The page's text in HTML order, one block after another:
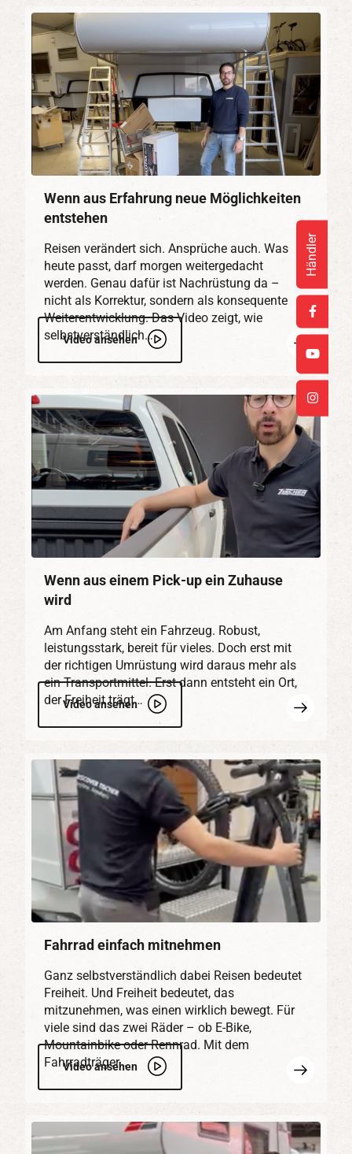
Video ansehen
Wenn aus Erfahrung neue Möglichkeiten
entstehen
Reisen verändert sich. Ansprüche auch. Was
heute passt, darf morgen weitergedacht
werden. Genau dafür ist Nachrüstung da –
nicht als Korrektur, sondern als konsequente
Weiterentwicklung. Das Video zeigt, wie
selbstverständlich…
Mehr
erfahren
Video ansehen
Wenn aus einem Pick-up ein Zuhause
wird
Am Anfang steht ein Fahrzeug. Robust,
leistungsstark, bereit für vieles. Doch erst mit
der richtigen Umrüstung wird daraus mehr als
ein Transportmittel. Erst dann entsteht ein Ort,
der Freiheit trägt…
erfahren
Video ansehen
Fahrrad einfach mitnehmen
Ganz selbstverständlich dabei Reisen bedeutet
Freiheit. Und Freiheit bedeutet, das
mitzunehmen, was einen wirklich bewegt. Für
viele sind das zwei Räder – ob E-Bike,
Mountainbike oder Rennrad. Mit dem
Fahrradträger…
erfahren
Händler